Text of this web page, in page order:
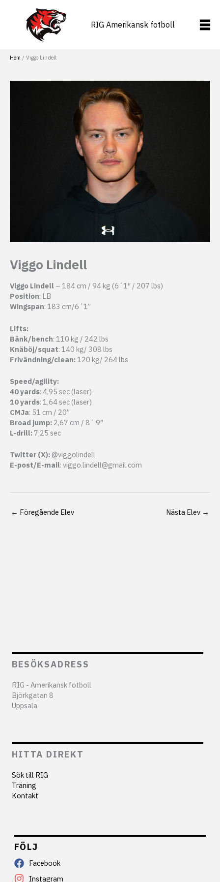
RIG Amerikansk fotboll
Hem Viggo Lindell
Viggo Lindell
Viggo Lindell – 184 cm / 94 kg (6´1″ / 207 lbs)
Position: LB
Wingspan: 183 cm/6´1”
Lifts:
Bänk/bench: 110 kg / 242 lbs
Knäböj/squat: 140 kg/ 308 lbs
Frivändning/clean:120 kg/ 264 lbs
Speed/agility:
40 yards: 4,95 sec (laser)
10 yards: 1,64 sec (laser)
CMJa: 51 cm / 20”
Broad jump: 2,67 cm / 8´ 9″
L-drill:7,25 sec
Twitter (X): @viggolindell
E-post/E-mail: viggo.lindell@gmail.com
← Föregående Elev Nästa Elev →
BESÖKSADRESS
RIG - Amerikansk fotboll
Björkgatan 8
Uppsala
HITTA DIREKT
Sök till RIG
Träning
Kontakt
FÖLJ
Facebook
Instagram